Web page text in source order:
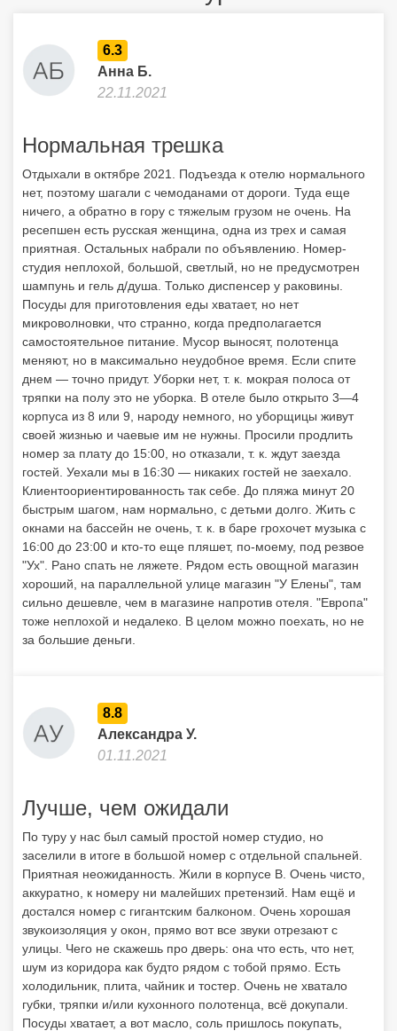
6.3
Анна Б.
22.11.2021
Нормальная трешка
Отдыхали в октябре 2021. Подъезда к отелю нормального
нет, поэтому шагали с чемоданами от дороги. Туда еще
ничего, а обратно в гору с тяжелым грузом не очень. На
ресепшен есть русская женщина, одна из трех и самая
приятная. Остальных набрали по объявлению. Номер-
студия неплохой, большой, светлый, но не предусмотрен
шампунь и гель д/душа. Только диспенсер у раковины.
Посуды для приготовления еды хватает, но нет
микроволновки, что странно, когда предполагается
самостоятельное питание. Мусор выносят, полотенца
меняют, но в максимально неудобное время. Если спите
днем — точно придут. Уборки нет, т. к. мокрая полоса от
тряпки на полу это не уборка. В отеле было открыто 3—4
корпуса из 8 или 9, народу немного, но уборщицы живут
своей жизнью и чаевые им не нужны. Просили продлить
номер за плату до 15:00, но отказали, т. к. ждут заезда
гостей. Уехали мы в 16:30 — никаких гостей не заехало.
Клиентоориентированность так себе. До пляжа минут 20
быстрым шагом, нам нормально, с детьми долго. Жить с
окнами на бассейн не очень, т. к. в баре грохочет музыка с
16:00 до 23:00 и кто-то еще пляшет, по-моему, под резвое
"Ух". Рано спать не ляжете. Рядом есть овощной магазин
хороший, на параллельной улице магазин "У Елены", там
сильно дешевле, чем в магазине напротив отеля. "Европа"
тоже неплохой и недалеко. В целом можно поехать, но не
за большие деньги.
8.8
Александра У.
01.11.2021
Лучше, чем ожидали
По туру у нас был самый простой номер студио, но
заселили в итоге в большой номер с отдельной спальней.
Приятная неожиданность. Жили в корпусе В. Очень чисто,
аккуратно, к номеру ни малейших претензий. Нам ещё и
достался номер с гигантским балконом. Очень хорошая
звукоизоляция у окон, прямо вот все звуки отрезают с
улицы. Чего не скажешь про дверь: она что есть, что нет,
шум из коридора как будто рядом с тобой прямо. Есть
холодильник, плита, чайник и тостер. Очень не хватало
губки, тряпки и/или кухонного полотенца, всё докупали.
Посуды хватает, а вот масло, соль пришлось покупать,